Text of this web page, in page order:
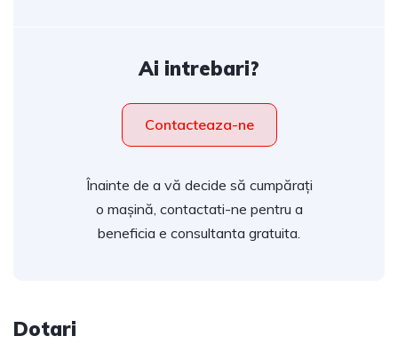
Ai intrebari?
Contacteaza-ne
Înainte de a vă decide să cumpărați
o mașină, contactati-ne pentru a
beneficia e consultanta gratuita.
Dotari